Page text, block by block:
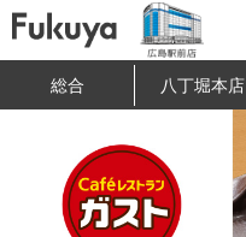
総合 八丁堀本店